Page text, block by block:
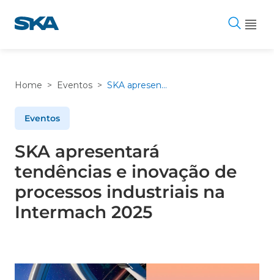
para
Home > Eventos > SKA apresentará tendências e inovação de processos industriais na Intermach 2025
Eventos
SKA apresentará
tendências e inovação de
processos industriais na
Intermach 2025